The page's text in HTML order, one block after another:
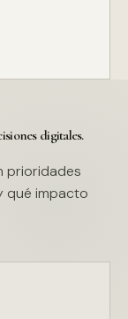
digitales.
prioridades
qué impacto